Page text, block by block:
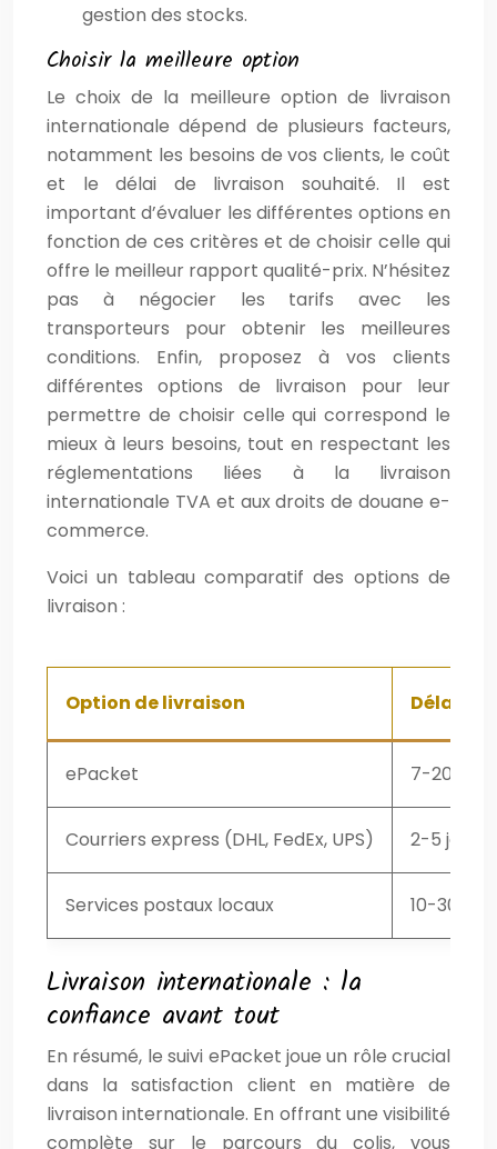
gestion des stocks.
Choisir la meilleure option
Le choix de la meilleure option de livraison
internationale dépend de plusieurs facteurs,
notamment les besoins de vos clients, le coût
et le délai de livraison souhaité. Il est
important d’évaluer les différentes options en
fonction de ces critères et de choisir celle qui
offre le meilleur rapport qualité-prix. N’hésitez
pas à négocier les tarifs avec les
transporteurs pour obtenir les meilleures
conditions. Enfin, proposez à vos clients
différentes options de livraison pour leur
permettre de choisir celle qui correspond le
mieux à leurs besoins, tout en respectant les
réglementations liées à la livraison
internationale TVA et aux droits de douane e-
commerce.
Voici un tableau comparatif des options de
livraison :
Option de livraison Délai de
ePacket 7-20
Courriers express (DHL, FedEx, UPS) 2-5 jours
Services postaux locaux 10-30
Livraison internationale : la
confiance avant tout
En résumé, le suivi ePacket joue un rôle crucial
dans la satisfaction client en matière de
livraison internationale. En offrant une visibilité
complète sur le parcours du colis, vous